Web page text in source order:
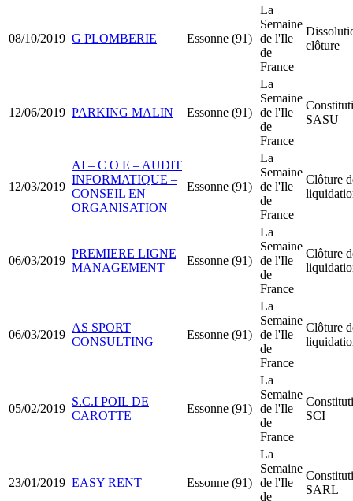
08/10/2019 G PLOMBERIE Essonne (91)
La
Semaine
de l'Ile
de
France
clôture
12/06/2019 PARKING MALIN Essonne (91)
La
Semaine
de l'Ile
de
France
SASU
12/03/2019
AI – C O E – AUDIT
INFORMATIQUE –
CONSEIL EN
ORGANISATION
Essonne (91)
La
Semaine
de l'Ile
de
France
Clôture
06/03/2019
PREMIERE LIGNE
MANAGEMENT
Essonne (91)
La
Semaine
de l'Ile
de
France
Clôture
06/03/2019
AS SPORT
CONSULTING
Essonne (91)
La
Semaine
de l'Ile
de
France
Clôture
05/02/2019
S.C.I POIL DE
CAROTTE
Essonne (91)
La
Semaine
de l'Ile
de
France
SCI
23/01/2019 EASY RENT Essonne (91)
La
Semaine
de l'Ile
de
SARL